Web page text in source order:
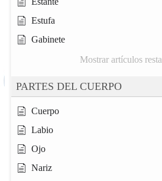
Estufa
Gabinete
Mostrar artículos
PARTES DEL CUERPO
Cuerpo
Labio
Ojo
Nariz